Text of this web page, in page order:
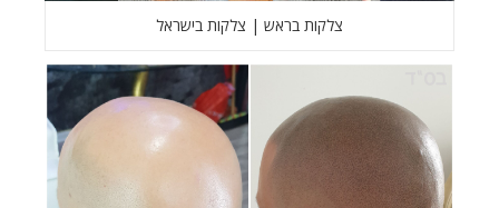
צלקות בראש | צלקות בישראל